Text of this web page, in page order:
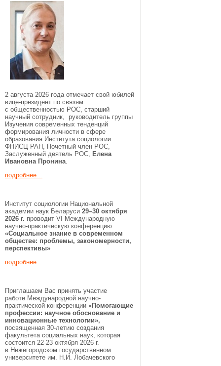
2 августа 2026 года отмечает свой юбилей
вице-президент по связям
с общественностью РОС, старший
научный сотрудник, руководитель группы
Изучения современных тенденций
формирования личности в сфере
образования Института социологии
ФНИСЦ РАН, Почетный член РОС,
Заслуженный деятель РОС, Елена
Ивановна Пронина.
подробнее...
Институт социологии Национальной
академии наук Беларуси 29–30 октября
2026 г. проводит VI Международную
научно-практическую конференцию
«Социальное знание в современном
обществе: проблемы, закономерности,
перспективы»
подробнее...
Приглашаем Вас принять участие
работе Международной научно-
практической конференции «Помогающие
профессии: научное обоснование и
инновационные технологии»,
посвященная 30-летию создания
факультета социальных наук, которая
состоится 22-23 октября 2026 г.
в Нижегородском государственном
университете им. Н.И. Лобачевского